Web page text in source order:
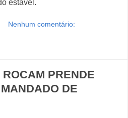
estável.
Nenhum comentário:
PRENDE
DE